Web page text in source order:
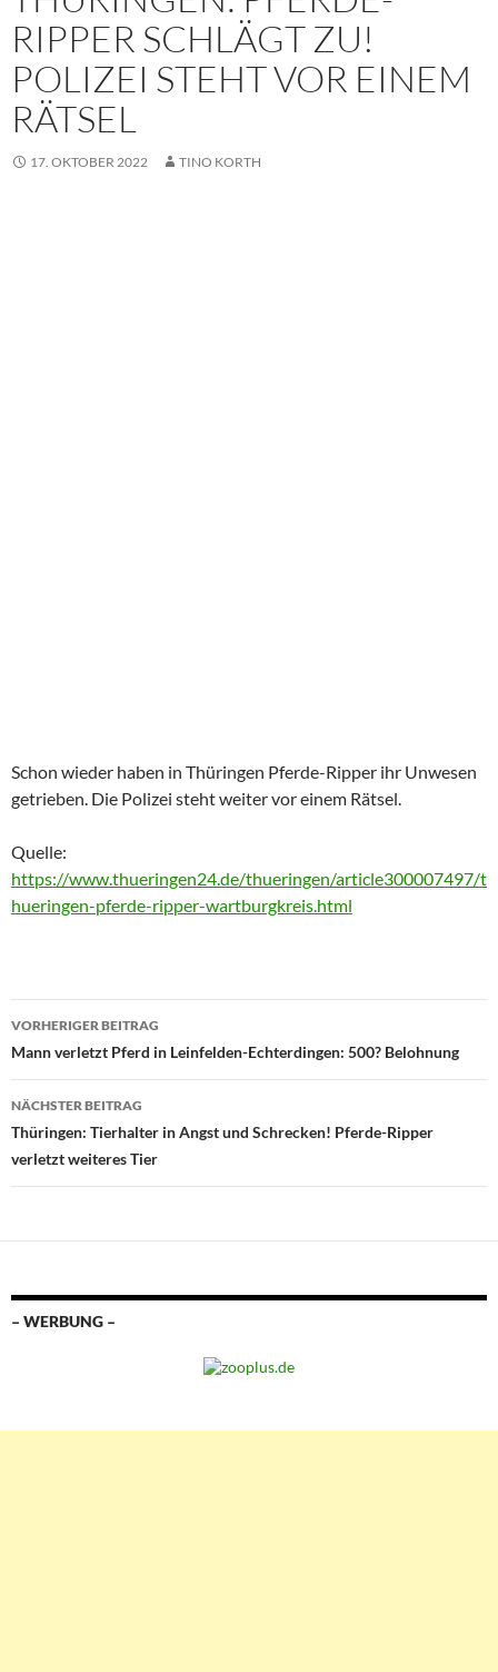
RIPPER SCHLÄGT ZU!
POLIZEI STEHT VOR EINEM
RÄTSEL
17. OKTOBER 2022 TINO KORTH
Schon wieder haben in Thüringen Pferde-Ripper ihr Unwesen
getrieben. Die Polizei steht weiter vor einem Rätsel.
Quelle:
https://www.thueringen24.de/thueringen/article300007497/t
hueringen-pferde-ripper-wartburgkreis.html
Beitragsnavigation
VORHERIGER BEITRAG
Mann verletzt Pferd in Leinfelden-Echterdingen: 500? Belohnung
NÄCHSTER BEITRAG
Thüringen: Tierhalter in Angst und Schrecken! Pferde-Ripper
verletzt weiteres Tier
– WERBUNG –